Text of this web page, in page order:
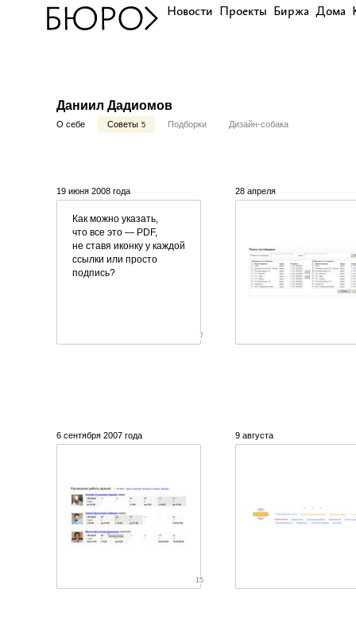
Новости Проекты Биржа Дома
Даниил Дадиомов
О себе Советы 5 Подборки Дизайн-собака
19 июня 2008 года
Как можно указать,
что все это — PDF,
не ставя иконку у каждой
ссылки или просто
подпись?
7
28 апреля
6 сентября 2007 года
15
9 августа